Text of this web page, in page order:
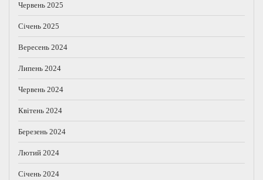
Червень 2025
Січень 2025
Вересень 2024
Липень 2024
Червень 2024
Квітень 2024
Березень 2024
Лютий 2024
Січень 2024